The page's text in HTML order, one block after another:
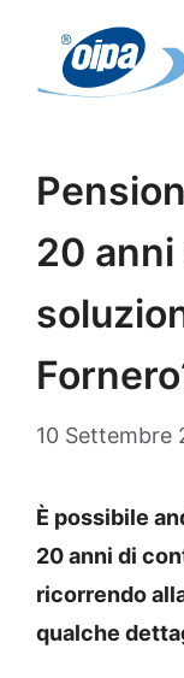
contenuto
20
10 Settembre
È possibile
20 anni di
ricorrendo
qualche